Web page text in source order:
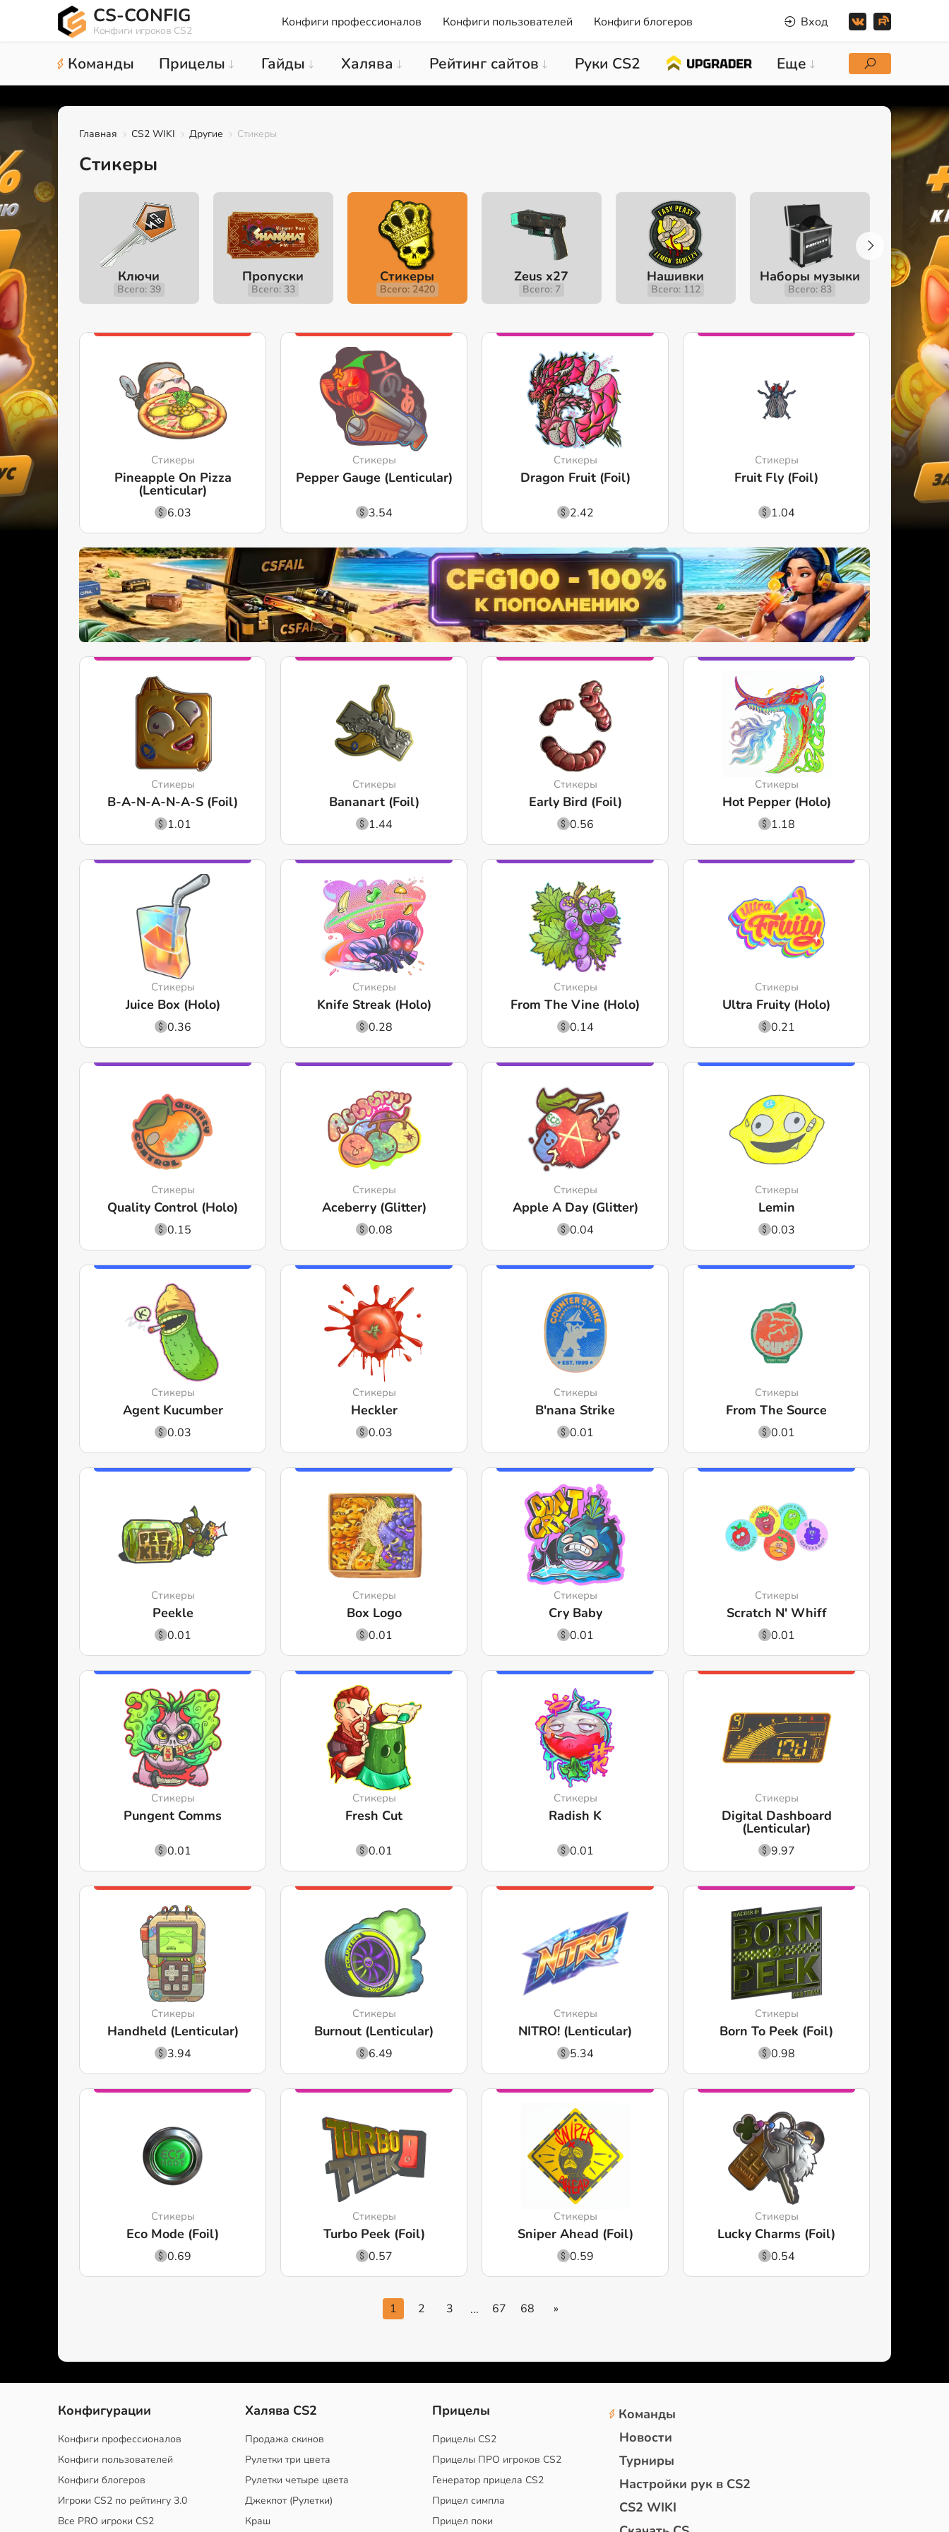
CS-CONFIG
Конфиги игроков CS2
Конфиги профессионалов Конфиги пользователей Конфиги блогеров Вход
Команды Прицелы Гайды Халява Рейтинг сайтов Руки CS2 Еще
Главная CS2 WIKI Другие Стикеры
Стикеры
Ключи
Всего: 39
Пропуски
Всего: 33
Стикеры
Всего: 2420
Zeus x27
Всего: 7
Нашивки
Всего: 112
Наборы музыки
Всего: 83
Стикеры
Pineapple On Pizza
(Lenticular)
6.03
Стикеры
Pepper Gauge (Lenticular)
3.54
Стикеры
Dragon Fruit (Foil)
2.42
Стикеры
Fruit Fly (Foil)
1.04
Стикеры
B-A-N-A-N-A-S (Foil)
1.01
Стикеры
Bananart (Foil)
1.44
Стикеры
Early Bird (Foil)
0.56
Стикеры
Hot Pepper (Holo)
1.18
Стикеры
Juice Box (Holo)
0.36
Стикеры
Knife Streak (Holo)
0.28
Стикеры
From The Vine (Holo)
0.14
Стикеры
Ultra Fruity (Holo)
0.21
Стикеры
Quality Control (Holo)
0.15
Стикеры
Aceberry (Glitter)
0.08
Стикеры
Apple A Day (Glitter)
0.04
Стикеры
Lemin
0.03
Стикеры
Agent Kucumber
0.03
Стикеры
Heckler
0.03
Стикеры
B'nana Strike
0.01
Стикеры
From The Source
0.01
Стикеры
Peekle
0.01
Стикеры
Box Logo
0.01
Стикеры
Cry Baby
0.01
Стикеры
Scratch N' Whiff
0.01
Стикеры
Pungent Comms
0.01
Стикеры
Fresh Cut
0.01
Стикеры
Radish K
0.01
Стикеры
Digital Dashboard
(Lenticular)
9.97
Стикеры
Handheld (Lenticular)
3.94
Стикеры
Burnout (Lenticular)
6.49
Стикеры
NITRO! (Lenticular)
5.34
Стикеры
Born To Peek (Foil)
0.98
Стикеры
Eco Mode (Foil)
0.69
Стикеры
Turbo Peek (Foil)
0.57
Стикеры
Sniper Ahead (Foil)
0.59
Стикеры
Lucky Charms (Foil)
0.54
1 2 3 ... 67 68 »
Конфигурации
Конфиги профессионалов
Конфиги пользователей
Конфиги блогеров
Игроки CS2 по рейтингу 3.0
Все PRO игроки CS2
Халява CS2
Продажа скинов
Рулетки три цвета
Рулетки четыре цвета
Джекпот (Рулетки)
Краш
Прицелы
Прицелы CS2
Прицелы ПРО игроков CS2
Генератор прицела CS2
Прицел симпла
Прицел поки
Команды
Новости
Турниры
Настройки рук в CS2
CS2 WIKI